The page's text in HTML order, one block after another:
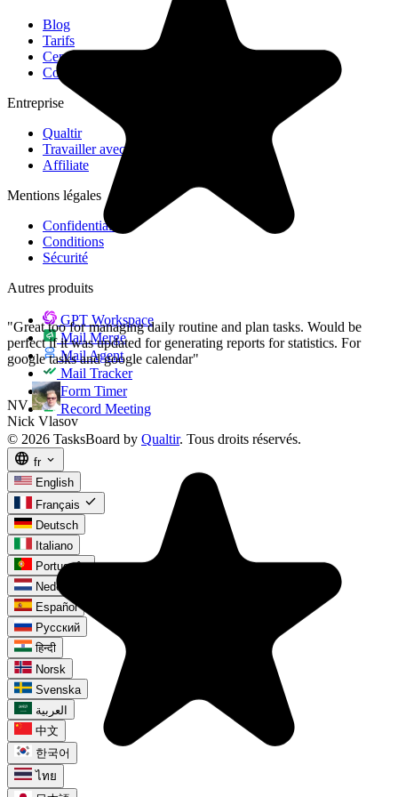
"Great too for managing daily routine and plan tasks. Would be
perfect if it was updated for generating reports for statistics. For
google tasks and google calendar"
Nick Vlasov
Blog
Tarifs
Centre d'aide
Contact
Entreprise
Qualtir
Travailler avec nous
Affiliate
Mentions légales
Confidentialité
Conditions
Sécurité
Autres produits
GPT Workspace
Mail Merge
Mail Agent
Mail Tracker
Form Timer
Record Meeting
© 2026 TasksBoard by Qualtir. Tous droits réservés.
language fr expand_more
English
Français check
Deutsch
Italiano
Português
Nederlands
Español
Русский
हिन्दी
Norsk
Svenska
العربية
中文
한국어
ไทย